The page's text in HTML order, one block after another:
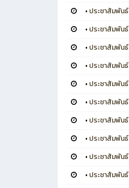
• ประชาสัมพันธ์
• ประชาสัมพันธ์
• ประชาสัมพันธ์
• ประชาสัมพันธ์
• ประชาสัมพันธ์
• ประชาสัมพันธ์
• ประชาสัมพันธ์
• ประชาสัมพันธ์
• ประชาสัมพันธ์
• ประชาสัมพันธ์